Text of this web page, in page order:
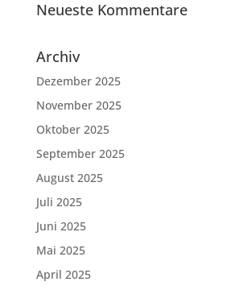
Neueste Kommentare
Archiv
Dezember 2025
November 2025
Oktober 2025
September 2025
August 2025
Juli 2025
Juni 2025
Mai 2025
April 2025